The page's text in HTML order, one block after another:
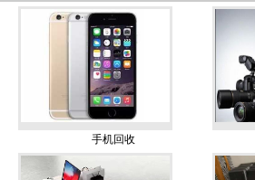
手机回收